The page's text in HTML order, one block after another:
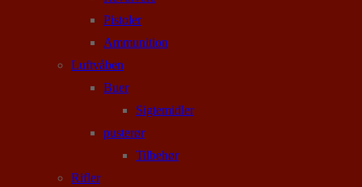
Pistoler
Ammunition
Luftvåben
Buer
Sigtemidler
pusterør
Tilbehør
Rifler